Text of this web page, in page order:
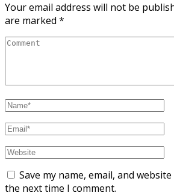
Your email address will not be
are marked *
Save my name, email, and
the next time I comment.